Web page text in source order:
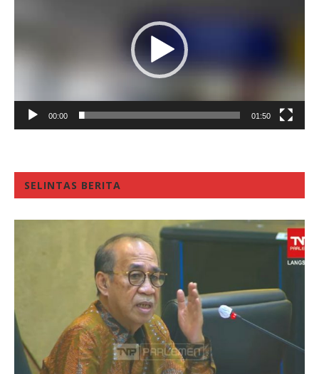
00:00 01:50
SELINTAS BERITA